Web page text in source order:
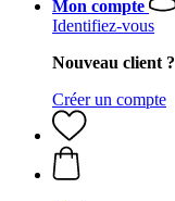
Mon compte
Identifiez-vous
Nouveau client ?
Créer un compte